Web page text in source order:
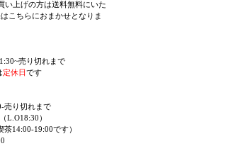
い上げの方は送料無料にいた
こちらにおまかせとなりま
売り切れまで
定休日です
売り切れまで
L.O18:30）
茶14:00-19:00です）